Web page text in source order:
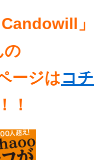
」
の
ージはコチ
！